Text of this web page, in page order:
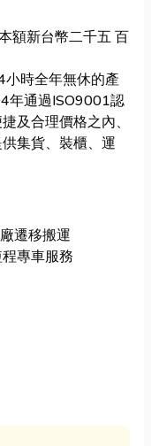
額新台幣二千五 百
時全年無休的產
年通過ISO9001認
及合理價格之內、
集貨、裝櫃、運
遷移搬運
專車服務